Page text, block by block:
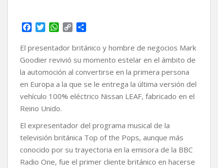
c
e
b
o
o
k
T
i
t
e
r
W
a
t
s
A
p
p
C
p
y
L
i
n
k
m
p
a
r
t
i
El presentador británico y hombre de negocios Mark
Goodier revivió su momento estelar en el ámbito de
la automoción al convertirse en la primera persona
en Europa a la que se le entrega la última versión del
vehículo 100% eléctrico Nissan LEAF, fabricado en el
Reino Unido.
El expresentador del programa musical de la
televisión británica Top of the Pops, aunque más
conocido por su trayectoria en la emisora de la BBC
Radio One, fue el primer cliente británico en hacerse